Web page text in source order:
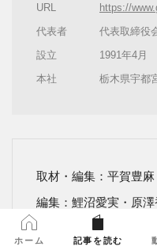
URL
https://
代表者
代表取締役
設立
1991年4月
本社
栃木県宇都
取材・編集：平賀豊麻
編集：鯉沼愛実・原
執筆：フェリックス清
ホーム 記事を読む